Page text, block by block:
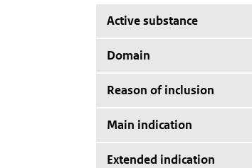
Active substance
Domain
Reason of inclusion
Main indication
Extended indication